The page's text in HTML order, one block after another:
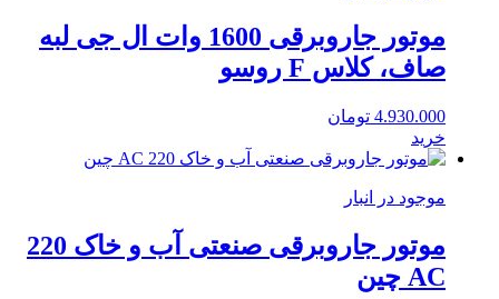
موتور جاروبرقی 1600 وات ال جی لبه
صاف، کلاس F روسو
4.930.000 تومان
خرید
موجود در انبار
موتور جاروبرقی صنعتی آب و خاک 220
AC چین